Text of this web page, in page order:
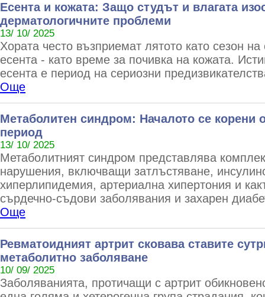
Есента и кожата: Защо студът и влагата
дерматологичните проблеми
13/ 10/ 2025
Хората често възприемат лятото като сезон
есента - като време за почивка на кожата.
есента е период на сериозни
Още
Метаболитен синдром: Началото се
период
13/ 10/ 2025
Метаболитният синдром представлява
нарушения, включващи затлъстяване,
хиперлипидемия, артериална хипертония и
сърдечно-съдови заболявания и захарен
Още
Ревматоидният артрит сковава ставите
метаболитно заболяване
10/ 09/ 2025
Заболяванията, протичащи с артрит